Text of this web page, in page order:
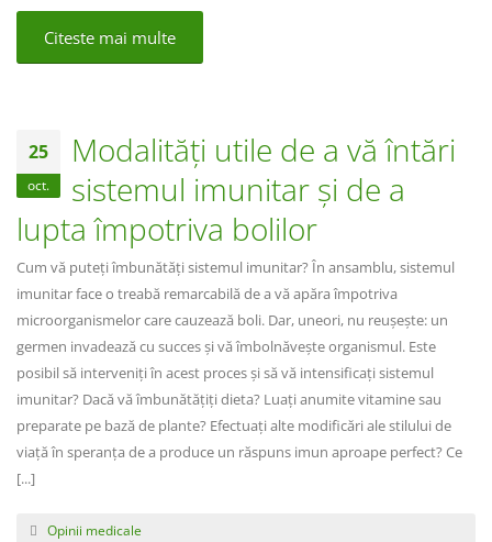
Citeste mai multe
25
oct.
Modalități utile de a vă întări
sistemul imunitar și de a
lupta împotriva bolilor
Cum vă puteți îmbunătăți sistemul imunitar? În ansamblu, sistemul
imunitar face o treabă remarcabilă de a vă apăra împotriva
microorganismelor care cauzează boli. Dar, uneori, nu reușește: un
germen invadează cu succes și vă îmbolnăvește organismul. Este
posibil să interveniți în acest proces și să vă intensificați sistemul
imunitar? Dacă vă îmbunătățiți dieta? Luați anumite vitamine sau
preparate pe bază de plante? Efectuați alte modificări ale stilului de
viață în speranța de a produce un răspuns imun aproape perfect? Ce
[...]
Opinii medicale